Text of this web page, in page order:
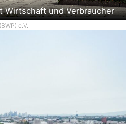
Wirtschaft und Verbraucher
e.V.